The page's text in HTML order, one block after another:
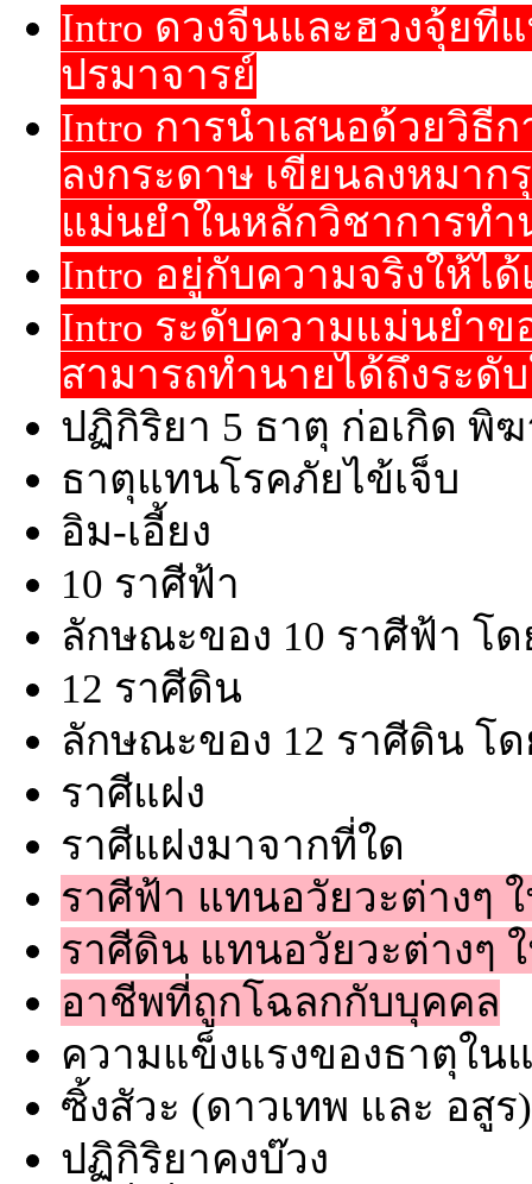
Intro ดวงจีนและฮวงจุ้ยที่
ปรมาจารย์
Intro การนำเสนอด้วยวิธี
ลงกระดาษ เขียนลงหมา
แม่นยำในหลักวิชาการทำ
Intro อยู่กับความจริงให้ไ
Intro ระดับความแม่นยำข
สามารถทำนายได้ถึงระดั
ปฏิกิริยา 5 ธาตุ ก่อเกิด พิ
ธาตุแทนโรคภัยไข้เจ็บ
อิม-เอี้ยง
10 ราศีฟ้า
ลักษณะของ 10 ราศีฟ้า โด
12 ราศีดิน
ลักษณะของ 12 ราศีดิน โด
ราศีแฝง
ราศีแฝงมาจากที่ใด
ราศีฟ้า แทนอวัยวะต่างๆ
ราศีดิน แทนอวัยวะต่างๆ
อาชีพที่ถูกโฉลกกับบุคคล
ความแข็งแรงของธาตุใน
ซิ้งสัวะ (ดาวเทพ และ อสูร
ปฏิกิริยาคงบ๊วง